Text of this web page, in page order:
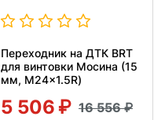
Переходник на ДТК BRT
для винтовки Мосина (15
мм, M24x1.5R)
5 506 16 556